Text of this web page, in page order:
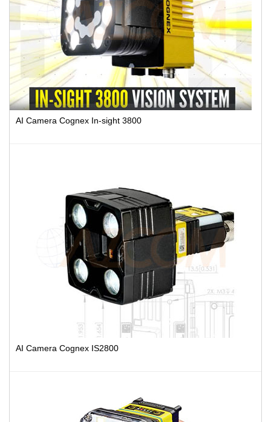
AI Camera Cognex In-sight 3800
AI Camera Cognex IS2800